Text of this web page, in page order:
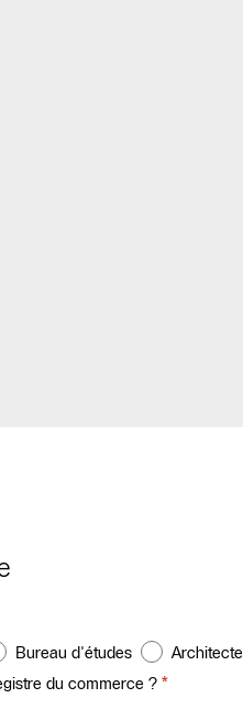
Bureau d'études Architecte
du commerce ? *